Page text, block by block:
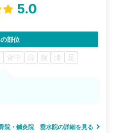
5.0
部位
背中 肩 腕 膝 足
院・鍼灸院 垂水院の詳細を見る